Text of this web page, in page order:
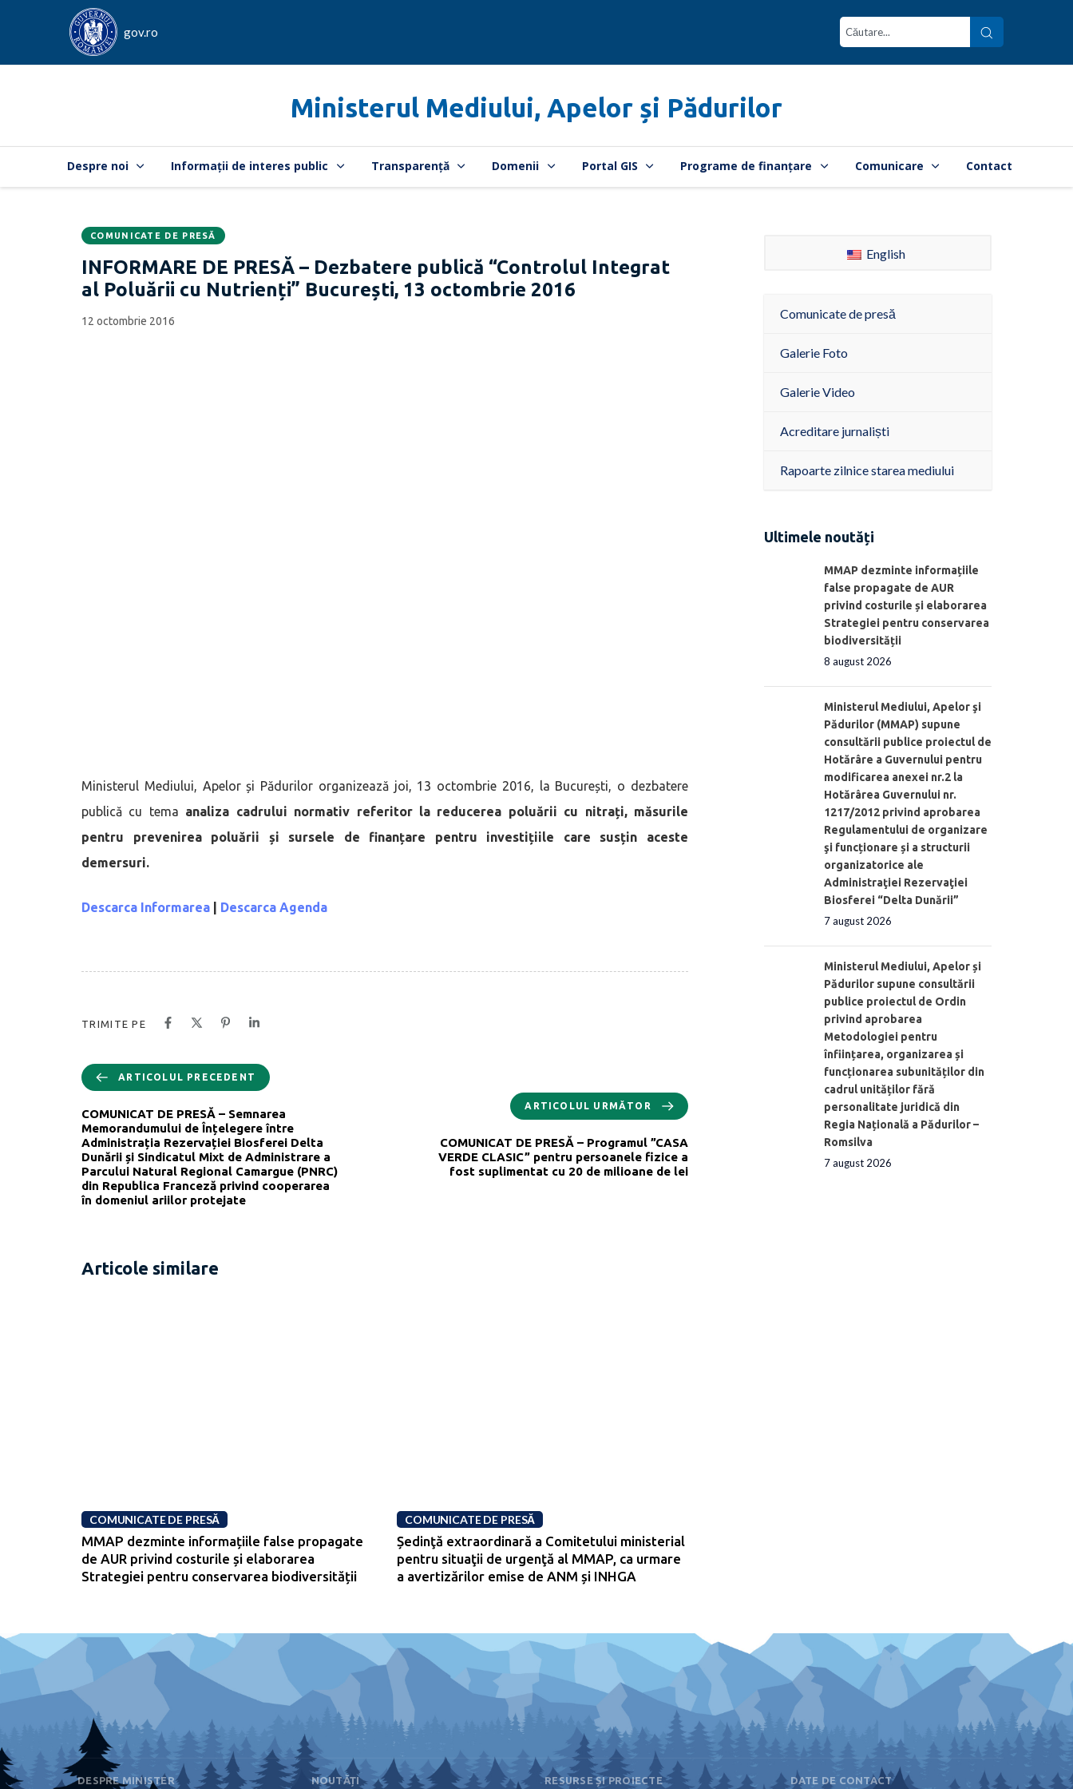
gov.ro
Ministerul Mediului, Apelor și Pădurilor
Despre noi Informații de interes public Transparență Domenii Portal GIS Programe de finanțare Comunicare Contact
CATEGORIA:
COMUNICATE DE PRESĂ
INFORMARE DE PRESĂ – Dezbatere publică “Controlul Integrat
al Poluării cu Nutrienți” București, 13 octombrie 2016
Data
publicării:
12 octombrie 2016
Ministerul Mediului, Apelor și Pădurilor organizează joi, 13 octombrie 2016, la București, o dezbatere
publică cu tema analiza cadrului normativ referitor la reducerea poluării cu nitrați, măsurile
pentru prevenirea poluării și sursele de finanțare pentru investițiile care susțin aceste
demersuri.
Descarca Informarea Descarca Agenda
TRIMITE PE
ARTICOLUL PRECEDENT
COMUNICAT DE PRESĂ – Semnarea
Memorandumului de Înțelegere între
Administrația Rezervației Biosferei Delta
Dunării și Sindicatul Mixt de Administrare a
Parcului Natural Regional Camargue (PNRC)
din Republica Franceză privind cooperarea
în domeniul ariilor protejate
ARTICOLUL URMĂTOR
COMUNICAT DE PRESĂ – Programul ”CASA
VERDE CLASIC” pentru persoanele fizice a
fost suplimentat cu 20 de milioane de lei
Articole similare
COMUNICATE DE PRESĂ
MMAP dezminte informațiile false propagate
de AUR privind costurile și elaborarea
Strategiei pentru conservarea biodiversității
COMUNICATE DE PRESĂ
Ședinţă extraordinară a Comitetului ministerial
pentru situaţii de urgenţă al MMAP, ca urmare
a avertizărilor emise de ANM și INHGA
English
Comunicate de presă
Galerie Foto
Galerie Video
Acreditare jurnaliști
Rapoarte zilnice starea mediului
Ultimele noutăți
MMAP dezminte informațiile
false propagate de AUR
privind costurile și elaborarea
Strategiei pentru conservarea
biodiversității
8 august 2026
Ministerul Mediului, Apelor şi
Pădurilor (MMAP) supune
consultării publice proiectul de
Hotărâre a Guvernului pentru
modificarea anexei nr.2 la
Hotărârea Guvernului nr.
1217/2012 privind aprobarea
Regulamentului de organizare
şi funcționare și a structurii
organizatorice ale
Administraţiei Rezervaţiei
Biosferei “Delta Dunării”
7 august 2026
Ministerul Mediului, Apelor și
Pădurilor supune consultării
publice proiectul de Ordin
privind aprobarea
Metodologiei pentru
înființarea, organizarea și
funcționarea subunităților din
cadrul unităților fără
personalitate juridică din
Regia Națională a Pădurilor –
Romsilva
7 august 2026
DESPRE MINISTER NOUTĂȚI RESURSE ȘI PROIECTE DATE DE CONTACT